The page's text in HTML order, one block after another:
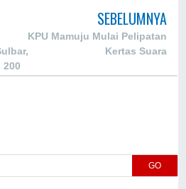
200
SEBELUMNYA
KPU Mamuju Mulai Pelipatan
Kertas Suara
GO